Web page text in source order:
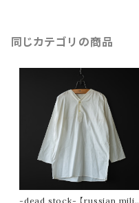
同じカテゴリの商品
-dead stock- 【russian milit